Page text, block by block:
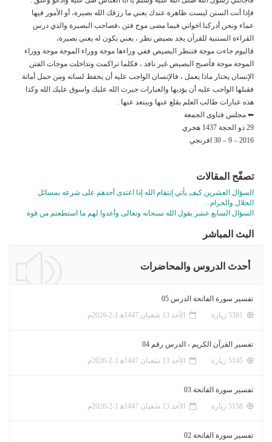
فإذا أنت السنن ليست ظاهرة عندك يعني ما رزقك الله بصيرة، أو الأمور فيها
عماء ونحن أدركنا اخواني فيما مضى موج فتن ،فصاحب البصيرة والذي درس
القراءة السننية للقرآن يجد بصيص نظر ، يعني يكون له يعني بصيرة،
فاليوم جاءت موجة فتنظر البصيص ففي وراءها موجة ووراء الموجة موجة ووراء
الموجة موجة فأصبح البصيص غير نافذ ، فكلما تراكمت وتداخلت موجات الفتن
الإنسان يحتار ماذا يعمل ، فالإنسان الواجب عليه أن يحفظ لسانه ومن حمل أمانة
فقبلها الواجب عليه أن يؤديها والعبارات جيرت الله عليك واسوق عليك الله وكذا
هذه عبارات طالب العلم يقلع عنها ويبتعد عنها .
⬅ مجلس فتاوى الجمعة
29 ذو الحجة 1437 هجري
2016 – 9 – 30 افرنجي
تصفّح المقالات
السؤال العشرين كيف يأتي إنتقام الله إذا اعتدى أحدهم على شرعه بمسائل
الحلال والحرام…
السؤال السابع عشر يقول الله سبحانه وتعالى وأعدوا لهم ما استطعتم من قوة
البث المباشر
أحدث الدروس والمحاضرات
تفسير سورة الفاتحة الدرس 05
الأحد 13 شعبان 1447ﻫ 1-2-2026م
تفسير القرآن الكريم - الدرس رقم 04
الأحد 13 شعبان 1447ﻫ 1-2-2026م
تفسير سورة الفاتحة 03
الأحد 13 شعبان 1447ﻫ 1-2-2026م
تفسير سورة الفاتحة 02